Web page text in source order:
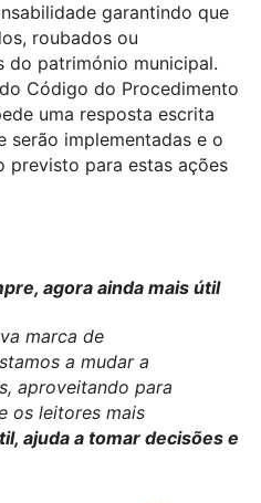
garantindo que
roubados ou
do património municipal.
Código do Procedimento
uma resposta escrita
serão implementadas e o
previsto para estas ações
agora ainda mais útil
marca de
a mudar a
aproveitando para
os leitores mais
ajuda a tomar decisões e